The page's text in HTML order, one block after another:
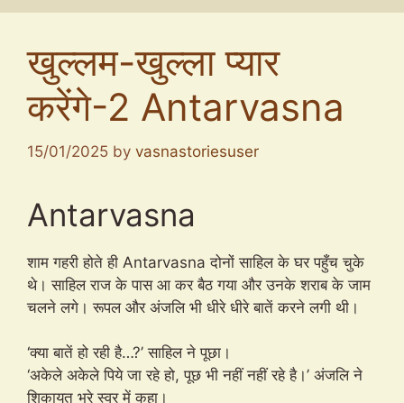
खुल्लम-खुल्ला प्यार
करेंगे-2 Antarvasna
15/01/2025 by vasnastoriesuser
Antarvasna
शाम गहरी होते ही Antarvasna दोनों साहिल के घर पहुँच चुके
थे। साहिल राज के पास आ कर बैठ गया और उनके शराब के जाम
चलने लगे। रूपल और अंजलि भी धीरे धीरे बातें करने लगी थी।
‘क्या बातें हो रही है…?’ साहिल ने पूछा।
‘अकेले अकेले पिये जा रहे हो, पूछ भी नहीं नहीं रहे है।’ अंजलि ने
शिकायत भरे स्वर में कहा।